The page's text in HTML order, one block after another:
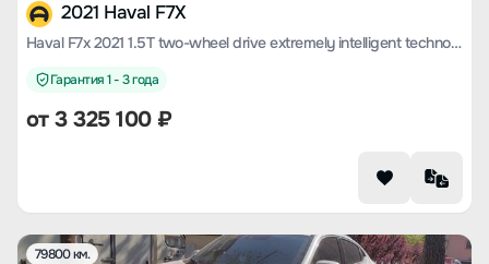
2021 Haval F7X
Haval F7x 2021 1.5T two-wheel drive extremely intelligent technology version
Гарантия 1 - 3 года
от3 325 100₽
79800 км.